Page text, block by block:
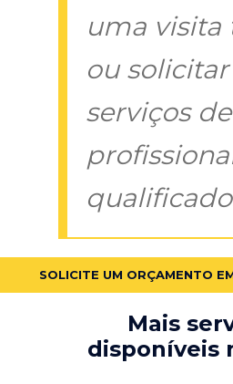
uma visita
ou solicitar
serviços de
SOLICITE UM ORÇAMENTO
Mais
disponíveis